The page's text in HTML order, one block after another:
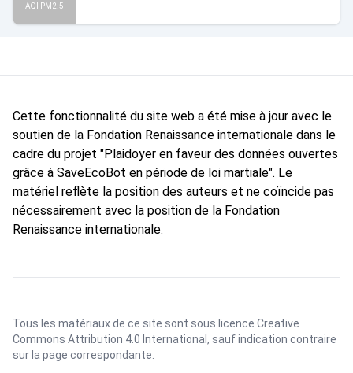
AQI PM2.5
Cette fonctionnalité du site web a été mise à jour avec le
soutien de la Fondation Renaissance internationale dans le
cadre du projet "Plaidoyer en faveur des données ouvertes
grâce à SaveEcoBot en période de loi martiale". Le
matériel reflète la position des auteurs et ne coïncide pas
nécessairement avec la position de la Fondation
Renaissance internationale.
Tous les matériaux de ce site sont sous licence Creative
Commons Attribution 4.0 International , sauf indication contraire
sur la page correspondante.